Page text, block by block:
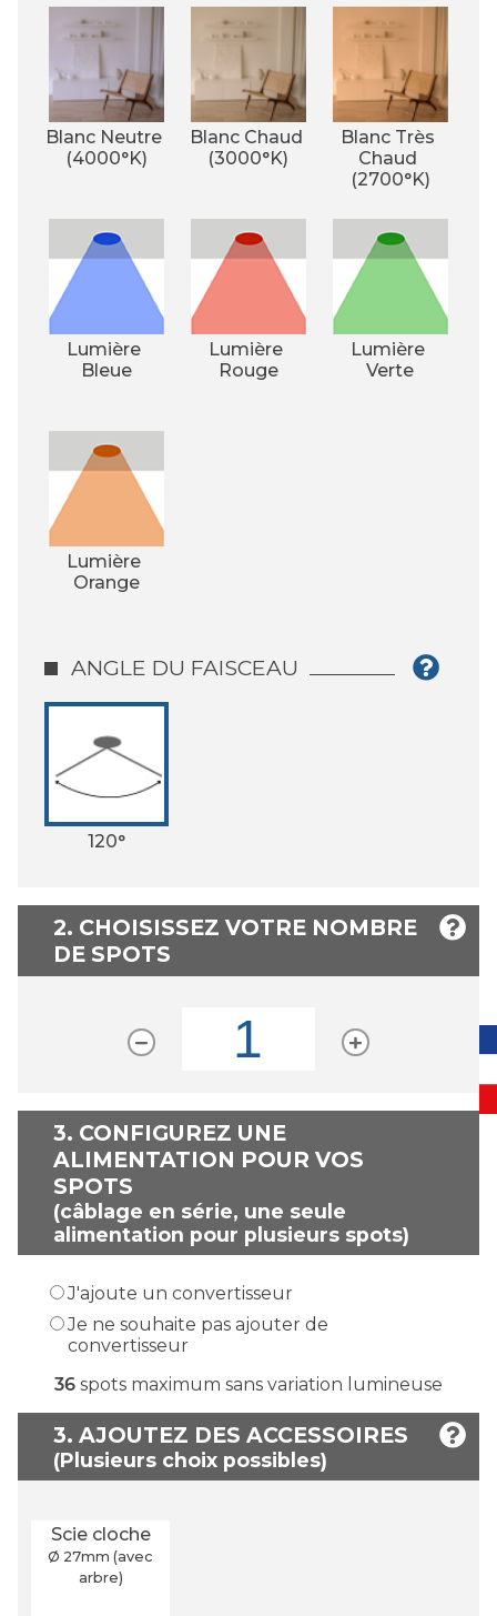
Blanc Neutre
(4000°K)
Blanc Chaud
(3000°K)
Blanc Très
Chaud
(2700°K)
Lumière
Bleue
Lumière
Rouge
Lumière
Verte
Lumière
Orange
ANGLE DU FAISCEAU
120°
2. CHOISISSEZ VOTRE NOMBRE
DE SPOTS
3. CONFIGUREZ UNE
ALIMENTATION POUR VOS
SPOTS
(câblage en série, une seule
alimentation pour plusieurs spots)
J'ajoute un convertisseur
Je ne souhaite pas ajouter de
convertisseur
36spots maximum sans variation lumineuse
3. AJOUTEZ DES ACCESSOIRES
Scie cloche
Ø 27mm (avec
arbre)